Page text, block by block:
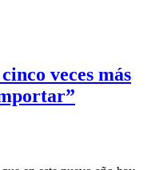
veces más